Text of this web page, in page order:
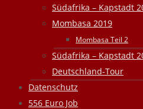
Südafrika – Kapstadt
Mombasa 2019
Mombasa Teil 2
Südafrika – Kapstadt
Deutschland-Tour
Datenschutz
556 Euro Job